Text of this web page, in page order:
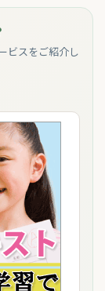
ビスをご紹介し